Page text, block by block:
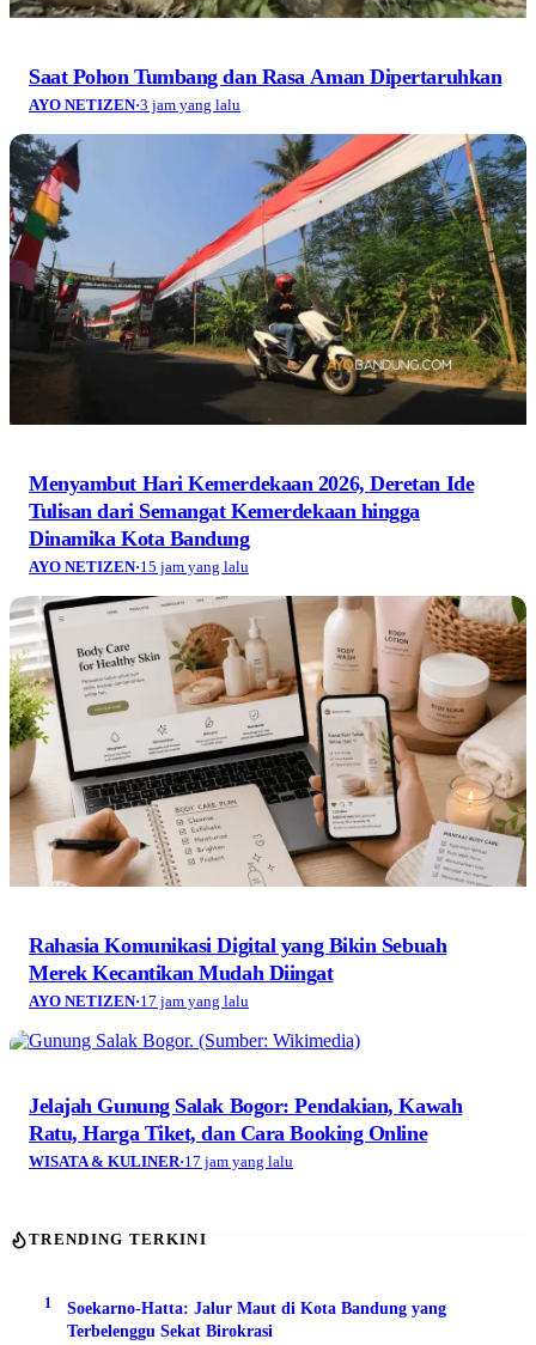
Saat Pohon Tumbang dan Rasa Aman Dipertaruhkan
AYO NETIZEN·3 jam yang lalu
Menyambut Hari Kemerdekaan 2026, Deretan Ide
Tulisan dari Semangat Kemerdekaan hingga
Dinamika Kota Bandung
AYO NETIZEN·15 jam yang lalu
Rahasia Komunikasi Digital yang Bikin Sebuah
Merek Kecantikan Mudah Diingat
AYO NETIZEN·17 jam yang lalu
Jelajah Gunung Salak Bogor: Pendakian, Kawah
Ratu, Harga Tiket, dan Cara Booking Online
WISATA & KULINER·17 jam yang lalu
TRENDING TERKINI
1
Soekarno-Hatta: Jalur Maut di Kota Bandung yang
Terbelenggu Sekat Birokrasi